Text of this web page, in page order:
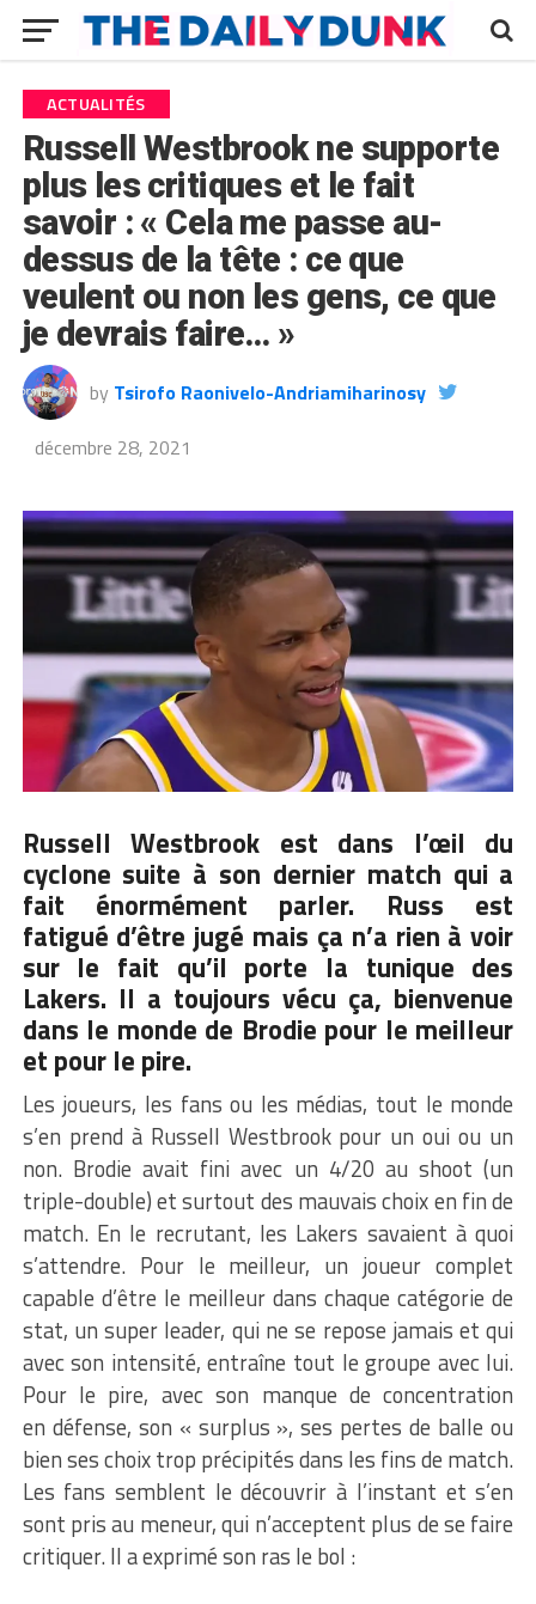
ACTUALITÉS
Russell Westbrook ne supporte
plus les critiques et le fait
savoir : « Cela me passe au-
dessus de la tête : ce que
veulent ou non les gens, ce que
je devrais faire… »
by Tsirofo Raonivelo-Andriamiharinosy
décembre 28, 2021
Russell Westbrook est dans l’œil du
cyclone suite à son dernier match qui a
fait énormément parler. Russ est
fatigué d’être jugé mais ça n’a rien à voir
sur le fait qu’il porte la tunique des
Lakers. Il a toujours vécu ça, bienvenue
dans le monde de Brodie pour le meilleur
et pour le pire.
Les joueurs, les fans ou les médias, tout le monde
s’en prend à Russell Westbrook pour un oui ou un
non. Brodie avait fini avec un 4/20 au shoot (un
triple-double) et surtout des mauvais choix en fin de
match. En le recrutant, les Lakers savaient à quoi
s’attendre. Pour le meilleur, un joueur complet
capable d’être le meilleur dans chaque catégorie de
stat, un super leader, qui ne se repose jamais et qui
avec son intensité, entraîne tout le groupe avec lui.
Pour le pire, avec son manque de concentration
en défense, son « surplus », ses pertes de balle ou
bien ses choix trop précipités dans les fins de match.
Les fans semblent le découvrir à l’instant et s’en
sont pris au meneur, qui n’acceptent plus de se faire
critiquer. Il a exprimé son ras le bol :